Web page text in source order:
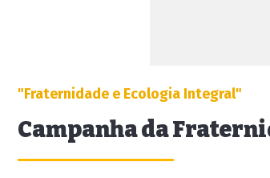
"Fraternidade e Ecologia Integral"
Campanha da